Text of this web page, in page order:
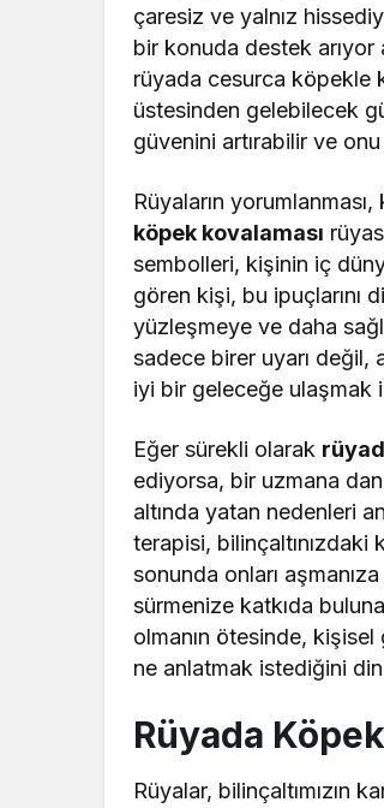
çaresiz ve yalnız
bir konuda destek
rüyada cesurca köpekle
üstesinden gelebilecek
güvenini artırabilir ve
Rüyaların
köpek kovalaması
sembolleri, kişinin iç
gören kişi, bu ipuçlarını
yüzleşmeye ve daha
sadece birer uyarı değil,
iyi bir geleceğe ulaşmak
Eğer sürekli olarak
ediyorsa, bir uzmana
altında yatan nedenleri
terapisi,
sonunda onları
sürmenize katkıda
olmanın ötesinde, kişisel
ne anlatmak istediğini
Rüyada
Rüyalar, bilinçaltımızın